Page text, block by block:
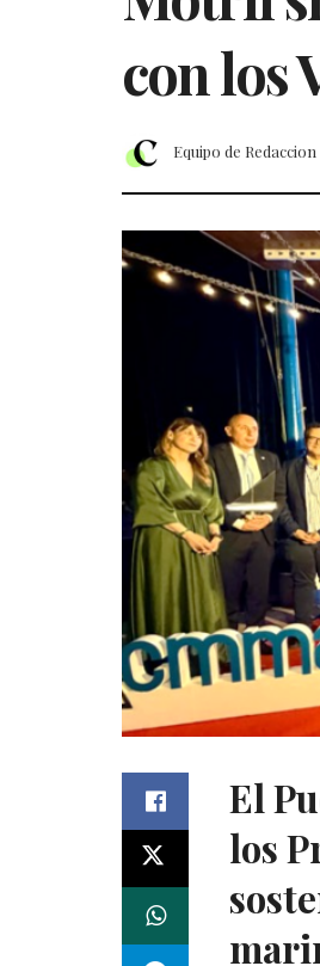
con los
Equipo de Redaccion
El
los